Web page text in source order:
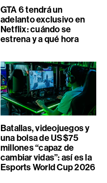
GTA 6 tendrá un
adelanto exclusivo en
Netflix: cuándo se
estrena y a qué hora
Batallas, videojuegos y
una bolsa de US$75
millones “capaz de
cambiar vidas”: así es la
Esports World Cup 2026